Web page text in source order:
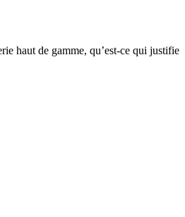
haut de gamme, qu’est-ce qui justifie